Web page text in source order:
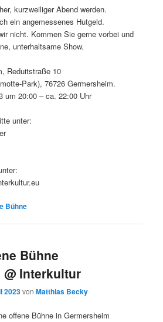
kurzweiliger Abend werden.
ein angemessenes Hutgeld.
nicht. Kommen Sie gerne vorbei und
unterhaltsame Show.
Reduitstraße 10
Park), 76726 Germersheim.
um 20:00 – ca. 22:00 Uhr
unter:
Bühne
Bühne
Interkultur
2023vonMatthias Becky
offene Bühne in Germersheim